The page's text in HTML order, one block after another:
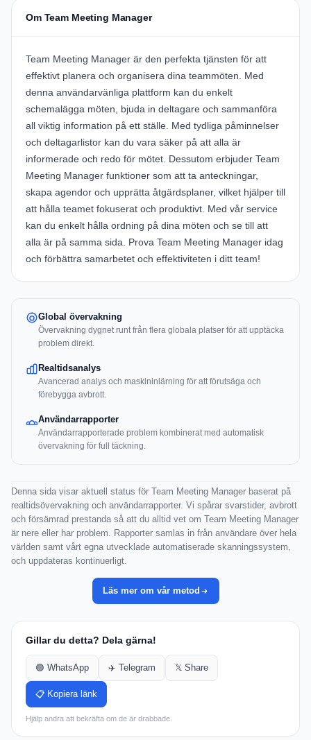
Om Team Meeting Manager
Team Meeting Manager är den perfekta tjänsten för att
effektivt planera och organisera dina teammöten. Med
denna användarvänliga plattform kan du enkelt
schemalägga möten, bjuda in deltagare och sammanföra
all viktig information på ett ställe. Med tydliga påminnelser
och deltagarlistor kan du vara säker på att alla är
informerade och redo för mötet. Dessutom erbjuder Team
Meeting Manager funktioner som att ta anteckningar,
skapa agendor och upprätta åtgärdsplaner, vilket hjälper till
att hålla teamet fokuserat och produktivt. Med vår service
kan du enkelt hålla ordning på dina möten och se till att
alla är på samma sida. Prova Team Meeting Manager idag
och förbättra samarbetet och effektiviteten i ditt team!
Global övervakning
Övervakning dygnet runt från flera globala platser för att upptäcka
problem direkt.
Realtidsanalys
Avancerad analys och maskininlärning för att förutsäga och
förebygga avbrott.
Användarrapporter
Användarrapporterade problem kombinerat med automatisk
övervakning för full täckning.
Denna sida visar aktuell status för Team Meeting Manager baserat på
realtidsövervakning och användarrapporter. Vi spårar svarstider, avbrott
och försämrad prestanda så att du alltid vet om Team Meeting Manager
är nere eller har problem. Rapporter samlas in från användare över hela
världen samt vårt egna utvecklade automatiserade skanningssystem,
och uppdateras kontinuerligt.
Läs mer om vår metod
Gillar du detta? Dela gärna!
🟢 WhatsApp ✈️ Telegram 𝕏 Share
📋 Kopiera länk
Hjälp andra att bekräfta om de är drabbade.